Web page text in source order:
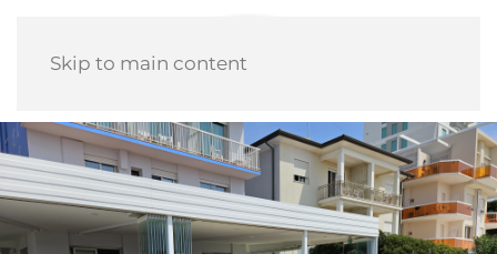
Skip to main content